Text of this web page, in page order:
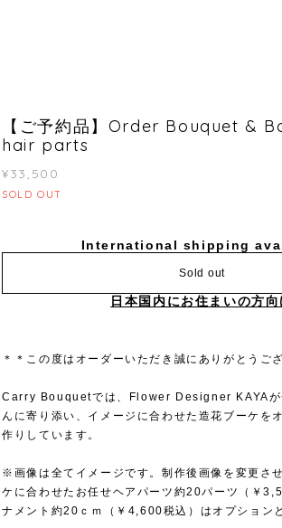
【ご予約品】Order Bouquet &
hair parts
¥33,500
SOLD OUT
International shipping
Sold out
日本国内にお住まいの方向
＊＊この度はオーダーいただき誠にありがとうご
Carry Bouquetでは、Flower Designer KAYAが
んに寄り添い、イメージに合わせた造花ブーケを
作りしています。
※画像は全てイメージです。制作後画像を変更さ
ケに合わせたお任せヘアパーツ約20パーツ（￥
ナメント約20ｃｍ（￥4,600税込）はオプション